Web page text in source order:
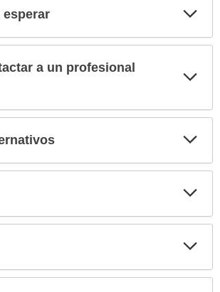
esperar
a un profesional